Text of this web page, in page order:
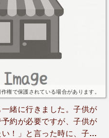
食べてみたいなと思いま
❗️
権で保護されている場合があります。
緒に行きました。子供が
約が必要ですが、子供が
い！」と言った時に、子供